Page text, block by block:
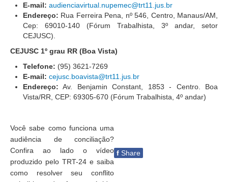
Governança de TI
Gestão Estratégica
Governança das Contratações Obras
Rede de Governança Colaborativa
Gestão de Riscos
Laboratório de Inovação
Assessoria de Governança de Gestão de Pessoas
Sites Institucionais
Biblioteca
Centro de Memória
Educação a distância
E-mail: audienciavirtual.nupemec@trt11.jus.br
Endereço: Rua Ferreira Pena, nº 546, Centro, Manaus/AM,
Cep: 69010-140 (Fórum Trabalhista, 3º andar, setor
CEJUSC).
CEJUSC 1º grau RR (Boa Vista)
Telefone: (95) 3621-7269
E-mail: cejusc.boavista@trt11.jus.br
Endereço: Av. Benjamin Constant, 1853 - Centro. Boa
Vista/RR, CEP: 69305-670 (Fórum Trabalhista, 4º andar)
Você sabe como funciona uma
audiência de conciliação?
Confira ao lado o vídeo
produzido pelo TRT-24 e saiba
como resolver seu conflito
f Share